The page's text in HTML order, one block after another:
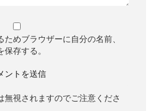
めブラウザーに自分の名前、
存する。
無視されますのでご注意くださ